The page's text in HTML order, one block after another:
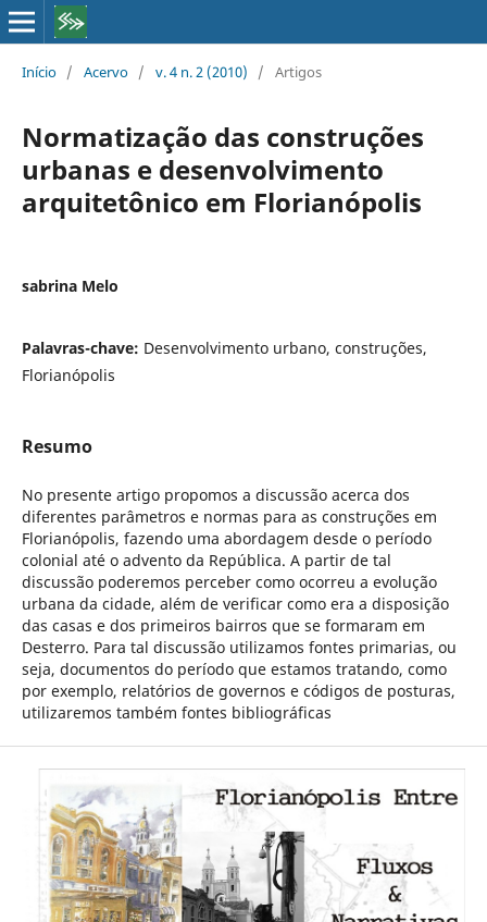
Início / Acervo / v. 4 n. 2 (2010) / Artigos
Normatização das construções
urbanas e desenvolvimento
arquitetônico em Florianópolis
sabrina Melo
Palavras-chave: Desenvolvimento urbano, construções,
Florianópolis
Resumo
No presente artigo propomos a discussão acerca dos
diferentes parâmetros e normas para as construções em
Florianópolis, fazendo uma abordagem desde o período
colonial até o advento da República. A partir de tal
discussão poderemos perceber como ocorreu a evolução
urbana da cidade, além de verificar como era a disposição
das casas e dos primeiros bairros que se formaram em
Desterro. Para tal discussão utilizamos fontes primarias, ou
seja, documentos do período que estamos tratando, como
por exemplo, relatórios de governos e códigos de posturas,
utilizaremos também fontes bibliográficas